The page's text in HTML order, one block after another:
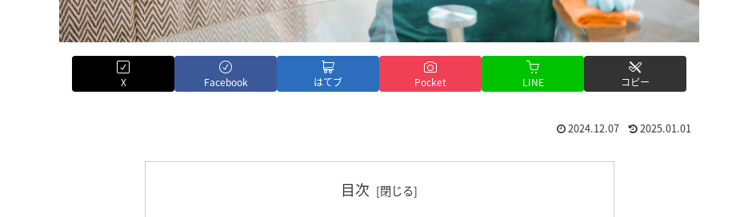
X Facebook はてブ Pocket LINE コピー
2024.12.07 2025.01.01
目次